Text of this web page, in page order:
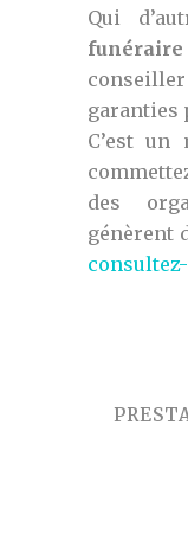
Qui
funéraire
garanties
C’est un
des
génèrent